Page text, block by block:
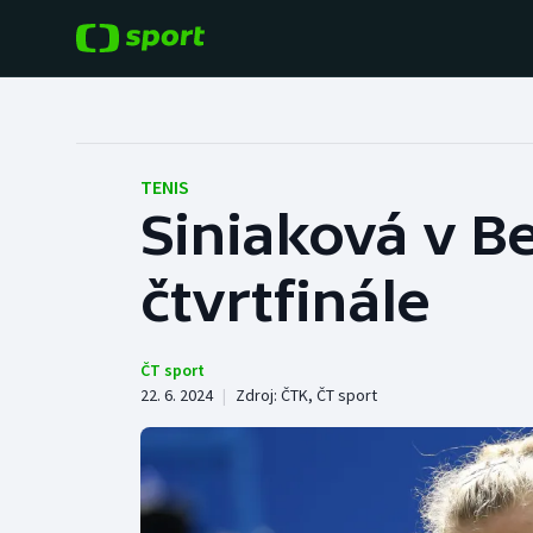
Hokej
Tenis
Cyklistika
Baseball a softbal
Basketbal
Boby a skeleton
TENIS
Siniaková v
čtvrtfinále
ČT sport
22. 6. 2024 | Zdroj: ČTK, ČT sport